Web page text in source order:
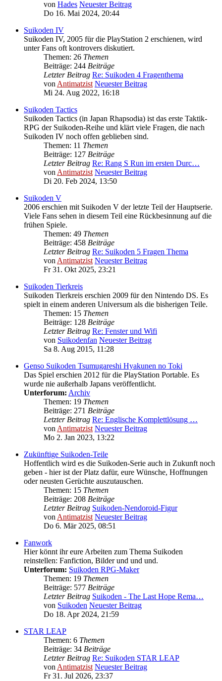
von Hades Neuester Beitrag
Do 16. Mai 2024, 20:44
Suikoden IV
Suikoden IV, 2005 für die PlayStation 2 erschienen, wird
unter Fans oft kontrovers diskutiert.
Themen: 26 Themen
Beiträge: 244 Beiträge
Letzter Beitrag Re: Suikoden 4 Fragenthema
vonAntimatzist Neuester Beitrag
Mi 24. Aug 2022, 16:18
Suikoden Tactics
Suikoden Tactics (in Japan Rhapsodia) ist das erste Taktik-
RPG der Suikoden-Reihe und klärt viele Fragen, die nach
Suikoden IV noch offen geblieben sind.
Themen: 11 Themen
Beiträge: 127 Beiträge
Letzter Beitrag Re: Rang S Run im ersten Durc…
vonAntimatzist Neuester Beitrag
Di 20. Feb 2024, 13:50
Suikoden V
2006 erschien mit Suikoden V der letzte Teil der Hauptserie.
Viele Fans sehen in diesem Teil eine Rückbesinnung auf die
frühen Spiele.
Themen: 49 Themen
Beiträge: 458 Beiträge
Letzter Beitrag Re: Suikoden 5 Fragen Thema
vonAntimatzist Neuester Beitrag
Fr 31. Okt 2025, 23:21
Suikoden Tierkreis
Suikoden Tierkreis erschien 2009 für den Nintendo DS. Es
spielt in einem anderen Universum als die bisherigen Teile.
Themen: 15 Themen
Beiträge: 128 Beiträge
Letzter Beitrag Re: Fenster und Wifi
von Suikodenfan Neuester Beitrag
Sa 8. Aug 2015, 11:28
Genso Suikoden Tsumugareshi Hyakunen no Toki
Das Spiel erschien 2012 für die PlayStation Portable. Es
wurde nie außerhalb Japans veröffentlicht.
Unterforum: Archiv
Themen: 19 Themen
Beiträge: 271 Beiträge
Letzter Beitrag Re: Englische Komplettlösung …
vonAntimatzist Neuester Beitrag
Mo 2. Jan 2023, 13:22
Zukünftige Suikoden-Teile
Hoffentlich wird es die Suikoden-Serie auch in Zukunft noch
geben - hier ist der Platz dafür, eure Wünsche, Hoffnungen
oder neusten Gerüchte auszutauschen.
Themen: 15 Themen
Beiträge: 208 Beiträge
Letzter Beitrag Suikoden-Nendoroid-Figur
vonAntimatzist Neuester Beitrag
Do 6. Mär 2025, 08:51
Fanwork
Hier könnt ihr eure Arbeiten zum Thema Suikoden
reinstellen: Fanfiction, Bilder und und und.
Unterforum: Suikoden RPG-Maker
Themen: 19 Themen
Beiträge: 577 Beiträge
Letzter Beitrag Suikoden - The Last Hope Rema…
von Suikoden Neuester Beitrag
Do 18. Apr 2024, 21:59
STAR LEAP
Themen: 6 Themen
Beiträge: 34 Beiträge
Letzter Beitrag Re: Suikoden STAR LEAP
vonAntimatzist Neuester Beitrag
Fr 31. Jul 2026, 23:37